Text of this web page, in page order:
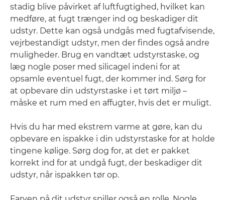
stadig blive påvirket af luftfugtighed, hvilket kan
medføre, at fugt trænger ind og beskadiger dit
udstyr. Dette kan også undgås med fugtafvisende,
vejrbestandigt udstyr, men der findes også andre
muligheder. Brug en vandtæt udstyrstaske, og
læg nogle poser med silicagel indeni for at
opsamle eventuel fugt, der kommer ind. Sørg for
at opbevare din udstyrstaske i et tørt miljø –
måske et rum med en affugter, hvis det er muligt.
Hvis du har med ekstrem varme at gøre, kan du
opbevare en ispakke i din udstyrstaske for at holde
tingene kølige. Sørg dog for, at det er pakket
korrekt ind for at undgå fugt, der beskadiger dit
udstyr, når ispakken tør op.